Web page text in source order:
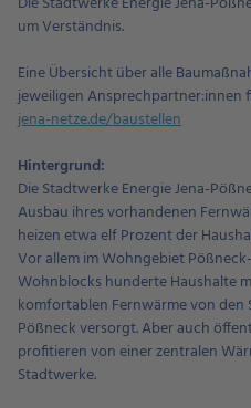
um Verständnis.
Eine Übersicht über alle
jeweiligen Ansprechpartner:innen
jena-netze.de/baustellen
Hintergrund:
Die Stadtwerke Energie Jena-
Ausbau ihres vorhandenen
heizen etwa elf Prozent der
Vor allem im Wohngebiet
Wohnblocks hunderte Haushalte
komfortablen Fernwärme von den
Pößneck versorgt. Aber auch
profitieren von einer zentralen
Stadtwerke.